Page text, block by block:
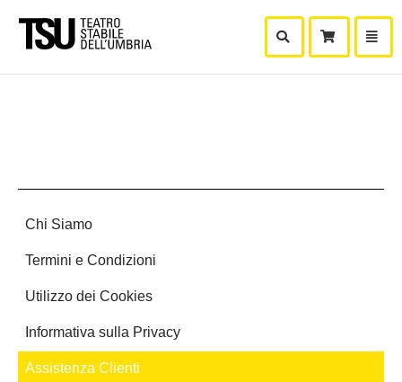
Mostra Ricerca
Chi Siamo
Termini e Condizioni
Utilizzo dei Cookies
Informativa sulla Privacy
Assistenza Clienti